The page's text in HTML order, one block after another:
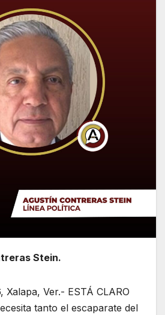
Stein.
Xalapa, Ver.- ESTÁ CLARO
tanto el escaparate del